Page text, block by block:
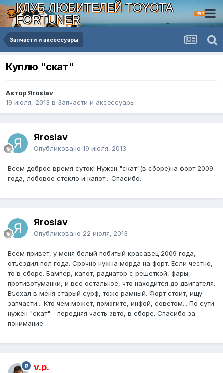
КЛУБ ЛЮБИТЕЛЕЙ TOYOTA
FORTUNER
4X4
Запчасти и аксессуары
Куплю "скат"
Автор Яroslav
19 июля, 2013 в Запчасти и аксессуары
Яroslav
Опубликовано 19 июля, 2013
Всем доброе время суток! Нужен "скат"(в сборе)на форт 2009
года, лобовое стекло и капот... Спасибо.
Яroslav
Опубликовано 22 июля, 2013
Всем привет, у меня белый побитый красавец 2009 года,
отъездил пол года. Срочно нужна морда на форт. Если честно,
то в сборе. Бампер, капот, радиатор с решеткой, фары,
противотуманки, и все остальное, что находится до двигателя.
Въехал в меня старый сурф, тоже рамный. Форт стоит, ищу
запчасти... Кто чем может, помогите, инфой, советом... По сути
нужен "скат" - передняя часть авто, в сборе. Спасибо за
понимание.
v.p.